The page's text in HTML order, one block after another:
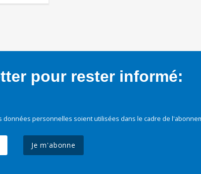
pour rester informé:
données personnelles soient utilisées dans le cadre de
Je m'abonne